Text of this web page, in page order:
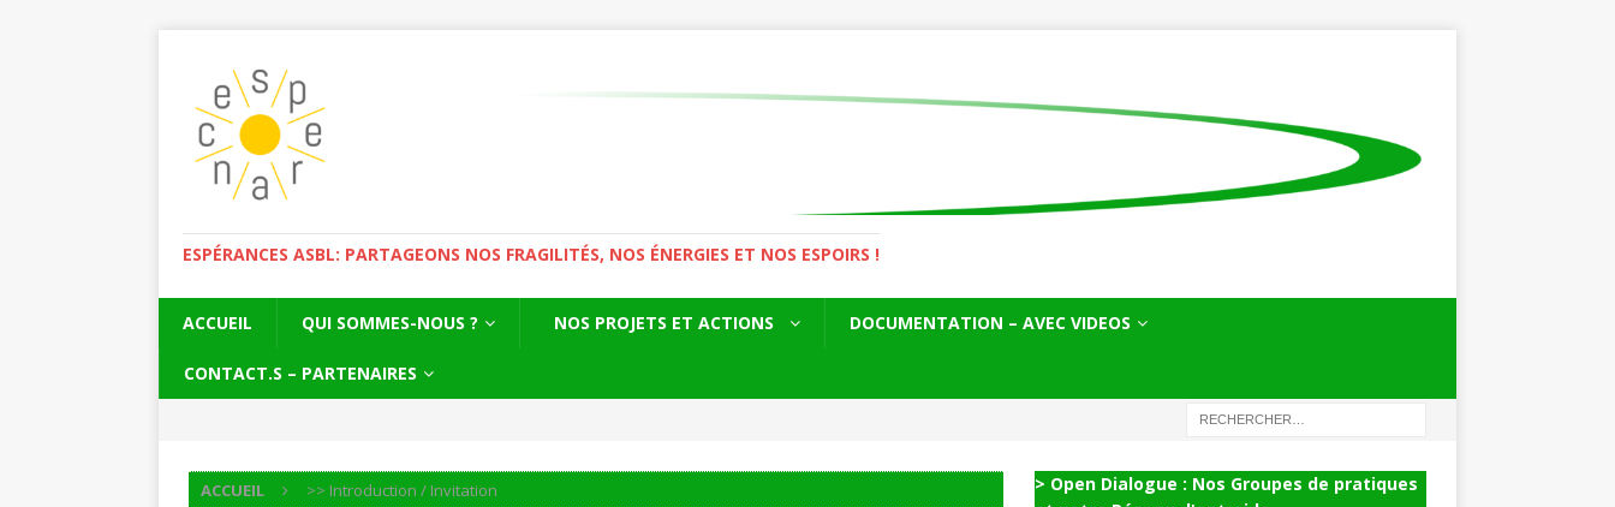
ESPÉRANCES ASBL: PARTAGEONS NOS FRAGILITÉS, NOS ÉNERGIES ET NOS ESPOIRS !
ACCUEIL QUI SOMMES-NOUS ? NOS PROJETS ET ACTIONS DOCUMENTATION – AVEC VIDEOS
CONTACT.S – PARTENAIRES
ACCUEIL >> Introduction / Invitation
> Open Dialogue : Nos Groupes de pratiques